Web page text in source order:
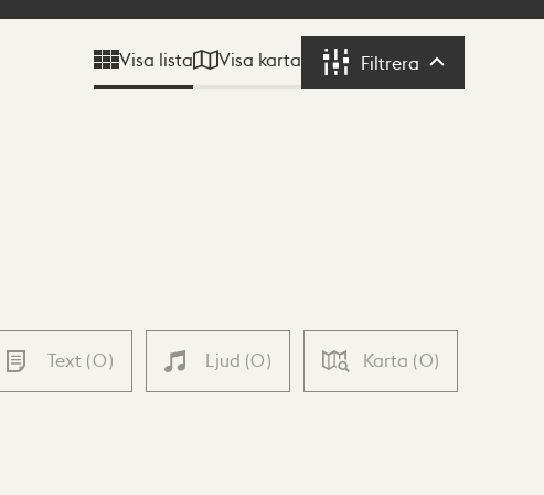
Visa lista Visa karta Filtrera Filtrera
Text (0) Ljud (0) Karta (0)